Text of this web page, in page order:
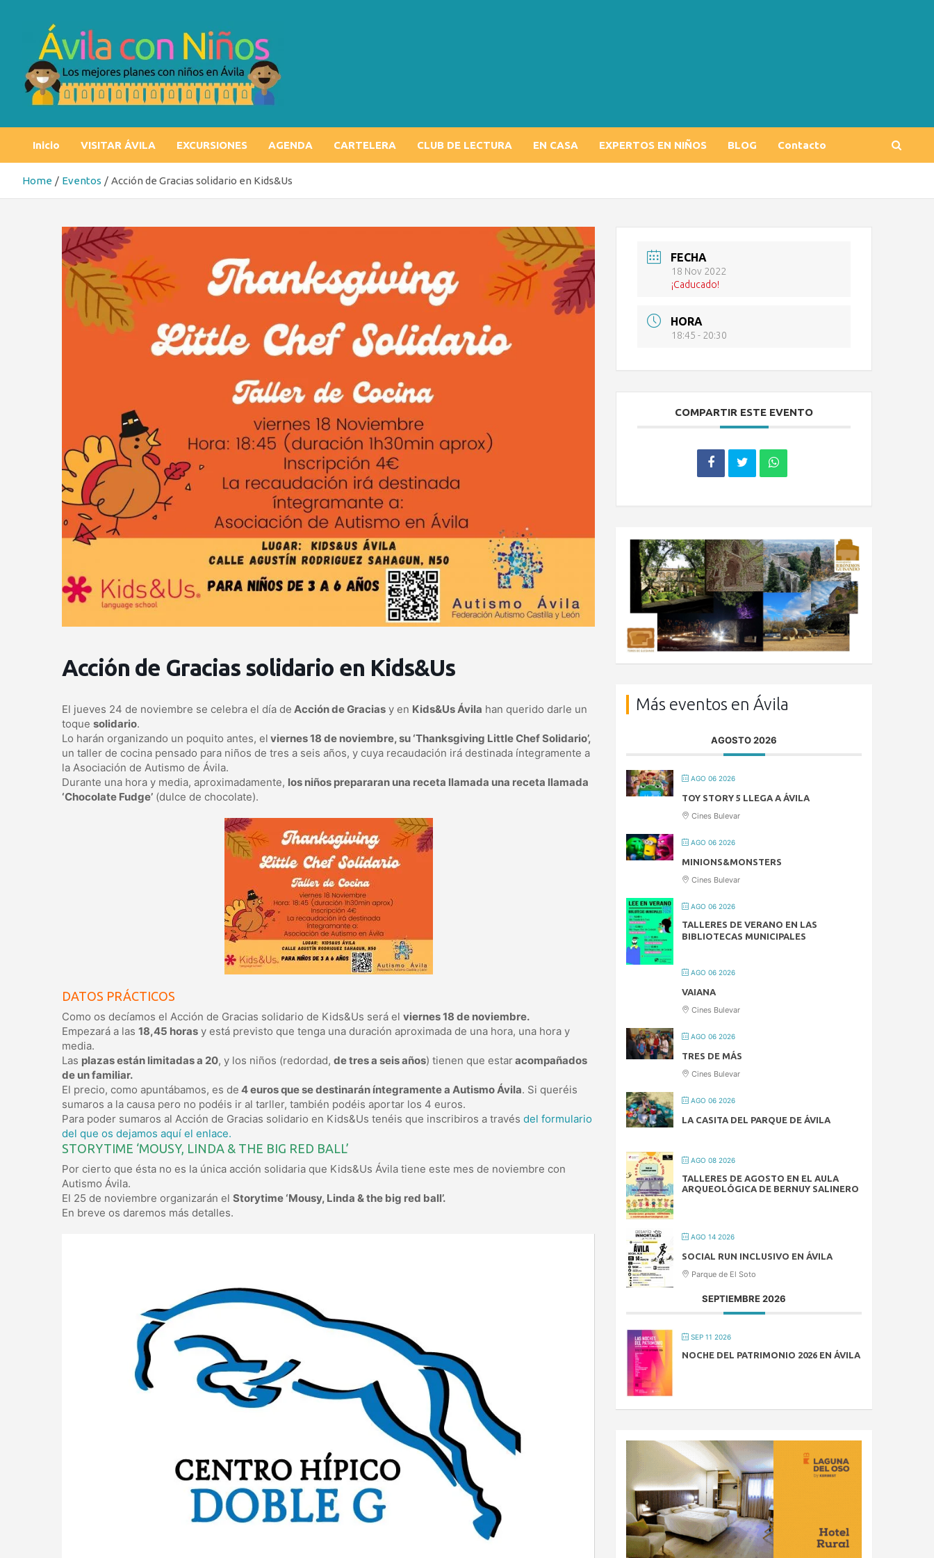
Inicio VISITAR ÁVILA EXCURSIONES AGENDA CARTELERA CLUB DE LECTURA EN CASA EXPERTOS EN NIÑOS BLOG Contacto
Home Eventos Acción de Gracias solidario en Kids&Us
Acción de Gracias solidario en Kids&Us
El jueves 24 de noviembre se celebra el día de Acción de Gracias y en Kids&Us Ávila han querido darle un
toque solidario.
Lo harán organizando un poquito antes, el viernes 18 de noviembre, su ‘Thanksgiving Little Chef Solidario’,
un taller de cocina pensado para niños de tres a seis años, y cuya recaudación irá destinada íntegramente a
la Asociación de Autismo de Ávila.
Durante una hora y media, aproximadamente, los niños prepararan una receta llamada una receta llamada
‘Chocolate Fudge’ (dulce de chocolate).
DATOS PRÁCTICOS
Como os decíamos el Acción de Gracias solidario de Kids&Us será el viernes 18 de noviembre.
Empezará a las 18,45 horas y está previsto que tenga una duración aproximada de una hora, una hora y
media.
Las plazas están limitadas a 20, y los niños (redordad, de tres a seis años) tienen que estaracompañados
de un familiar.
El precio, como apuntábamos, es de 4 euros que se destinarán íntegramente a Autismo Ávila. Si queréis
sumaros a la causa pero no podéis ir al tarller, también podéis aportar los 4 euros.
Para poder sumaros al Acción de Gracias solidario en Kids&Us tenéis que inscribiros a través del formulario
del que os dejamos aquí el enlace.
STORYTIME ‘MOUSY, LINDA & THE BIG RED BALL’
Por cierto que ésta no es la única acción solidaria que Kids&Us Ávila tiene este mes de noviembre con
Autismo Ávila.
El 25 de noviembre organizarán el Storytime ‘Mousy, Linda & the big red ball’.
En breve os daremos más detalles.
FECHA
18 Nov 2022
¡Caducado!
HORA
18:45 - 20:30
COMPARTIR ESTE EVENTO
Más eventos en Ávila
AGOSTO 2026
AGO 06 2026
TOY STORY 5 LLEGA A ÁVILA
Cines Bulevar
AGO 06 2026
MINIONS&MONSTERS
Cines Bulevar
AGO 06 2026
TALLERES DE VERANO EN LAS
BIBLIOTECAS MUNICIPALES
AGO 06 2026
VAIANA
Cines Bulevar
AGO 06 2026
TRES DE MÁS
Cines Bulevar
AGO 06 2026
LA CASITA DEL PARQUE DE ÁVILA
AGO 08 2026
TALLERES DE AGOSTO EN EL AULA
ARQUEOLÓGICA DE BERNUY SALINERO
AGO 14 2026
SOCIAL RUN INCLUSIVO EN ÁVILA
Parque de El Soto
SEPTIEMBRE 2026
SEP 11 2026
NOCHE DEL PATRIMONIO 2026 EN ÁVILA